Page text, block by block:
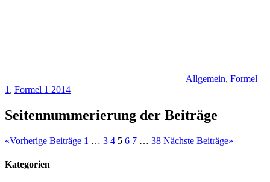
Allgemein, Formel
1 , Formel 1 2014
Seitennummerierung der Beiträge
«Vorherige Beiträge 1 … 3 4 5 6 7 … 38 Nächste Beiträge»
Kategorien